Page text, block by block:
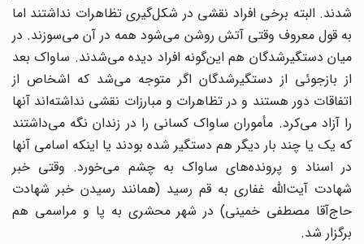
شدند. البته برخی افراد نقشی در شکل‌گیری تظاهرات نداشتند اما
به قول معروف وقتی آتش روشن می‌شود همه در آن می‌سوزند. در
میان دستگیرشدگان هم این‌گونه افراد دیده می‌شدند. ساواک بعد
از بازجوئی از دستگیر‌شدگان اگر متوجه می‌شد که اشخاص از
اتفاقات دور هستند و در تظاهرات و مبارزات نقشی نداشته‌اند آنها
را آزاد می‌کرد. مأموران ساواک کسانی را در زندان نگه می‌داشتند
که یک یا چند بار دیگر هم دستگیر شده بودند یا اینکه اسامی آنها
در اسناد و پرونده‌های ساواک به چشم می‌خورد. وقتی خبر
شهادت آیت‌الله غفاری به قم رسید (همانند رسیدن خبر شهادت
حاج‌آقا مصطفی خمینی) در شهر محشری به پا و مراسمی هم
برگزار شد.